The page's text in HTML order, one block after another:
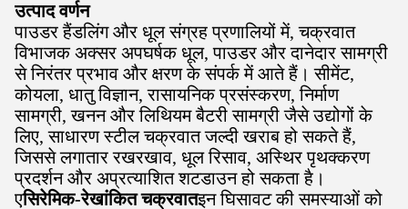
उत्पाद वर्णन
पाउडर हैंडलिंग और धूल संग्रह प्रणालियों में, चक्रवात
विभाजक अक्सर अपघर्षक धूल, पाउडर और दानेदार सामग्री
से निरंतर प्रभाव और क्षरण के संपर्क में आते हैं। सीमेंट,
कोयला, धातु विज्ञान, रासायनिक प्रसंस्करण, निर्माण
सामग्री, खनन और लिथियम बैटरी सामग्री जैसे उद्योगों के
लिए, साधारण स्टील चक्रवात जल्दी खराब हो सकते हैं,
जिससे लगातार रखरखाव, धूल रिसाव, अस्थिर पृथक्करण
प्रदर्शन और अप्रत्याशित शटडाउन हो सकता है।
एसिरेमिक-रेखांकित चक्रवातइन घिसावट की समस्याओं को